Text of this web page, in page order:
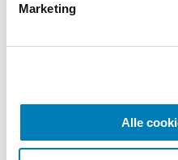
Marketing
Alle